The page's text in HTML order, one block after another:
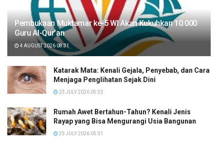
Pembukaan Muktamar ke-5 WI Akan Kukuhkan 10.000
Guru Al-Qur’an
4 AUGUST 2026 08:31
Katarak Mata: Kenali Gejala, Penyebab, dan Cara
Menjaga Penglihatan Sejak Dini
23 JULY 2026 05:33
Rumah Awet Bertahun-Tahun? Kenali Jenis
Rayap yang Bisa Mengurangi Usia Bangunan
23 JULY 2026 05:31